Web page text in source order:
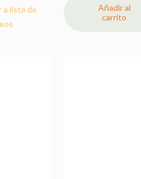
a lista de
Añadir al
carrito